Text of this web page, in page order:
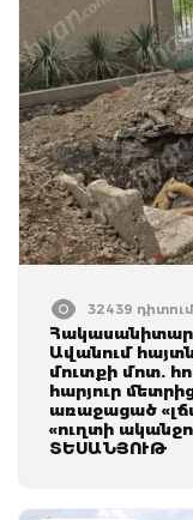
32439 դիտում
Ավանում
մուտքի մոտ.
հարյուր
առաջացած
«ուղտի
ՏԵՍԱՆՅՈՒԹ